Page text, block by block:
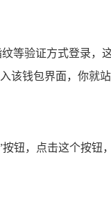
等验证方式登录，
该钱包界面，你就
钮，点击这个按